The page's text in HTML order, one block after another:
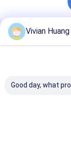
Empfohlene
Vivian Huang
Good day, what